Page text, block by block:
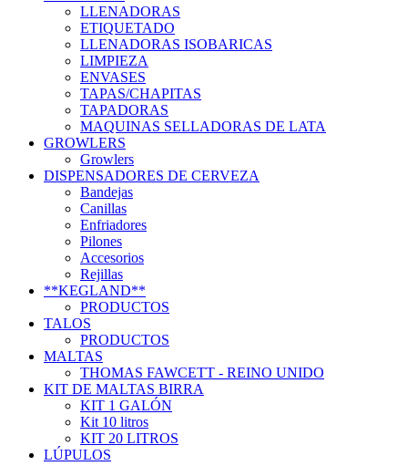
LLENADORAS
ETIQUETADO
LLENADORAS ISOBARICAS
LIMPIEZA
ENVASES
TAPAS/CHAPITAS
TAPADORAS
MAQUINAS SELLADORAS DE LATA
GROWLERS
Growlers
DISPENSADORES DE CERVEZA
Bandejas
Canillas
Enfriadores
Pilones
Accesorios
Rejillas
**KEGLAND**
PRODUCTOS
TALOS
PRODUCTOS
MALTAS
THOMAS FAWCETT - REINO UNIDO
KIT DE MALTAS BIRRA
KIT 1 GALÓN
Kit 10 litros
KIT 20 LITROS
LÚPULOS